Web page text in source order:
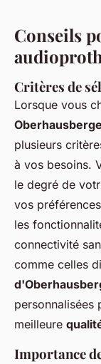
Conseils
Critères de
Lorsque vous
plusieurs
à vos besoins.
le degré de
vos
les
connectivité
comme celles
personnalisées
meilleure
Importance